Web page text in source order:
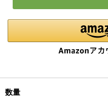
数量